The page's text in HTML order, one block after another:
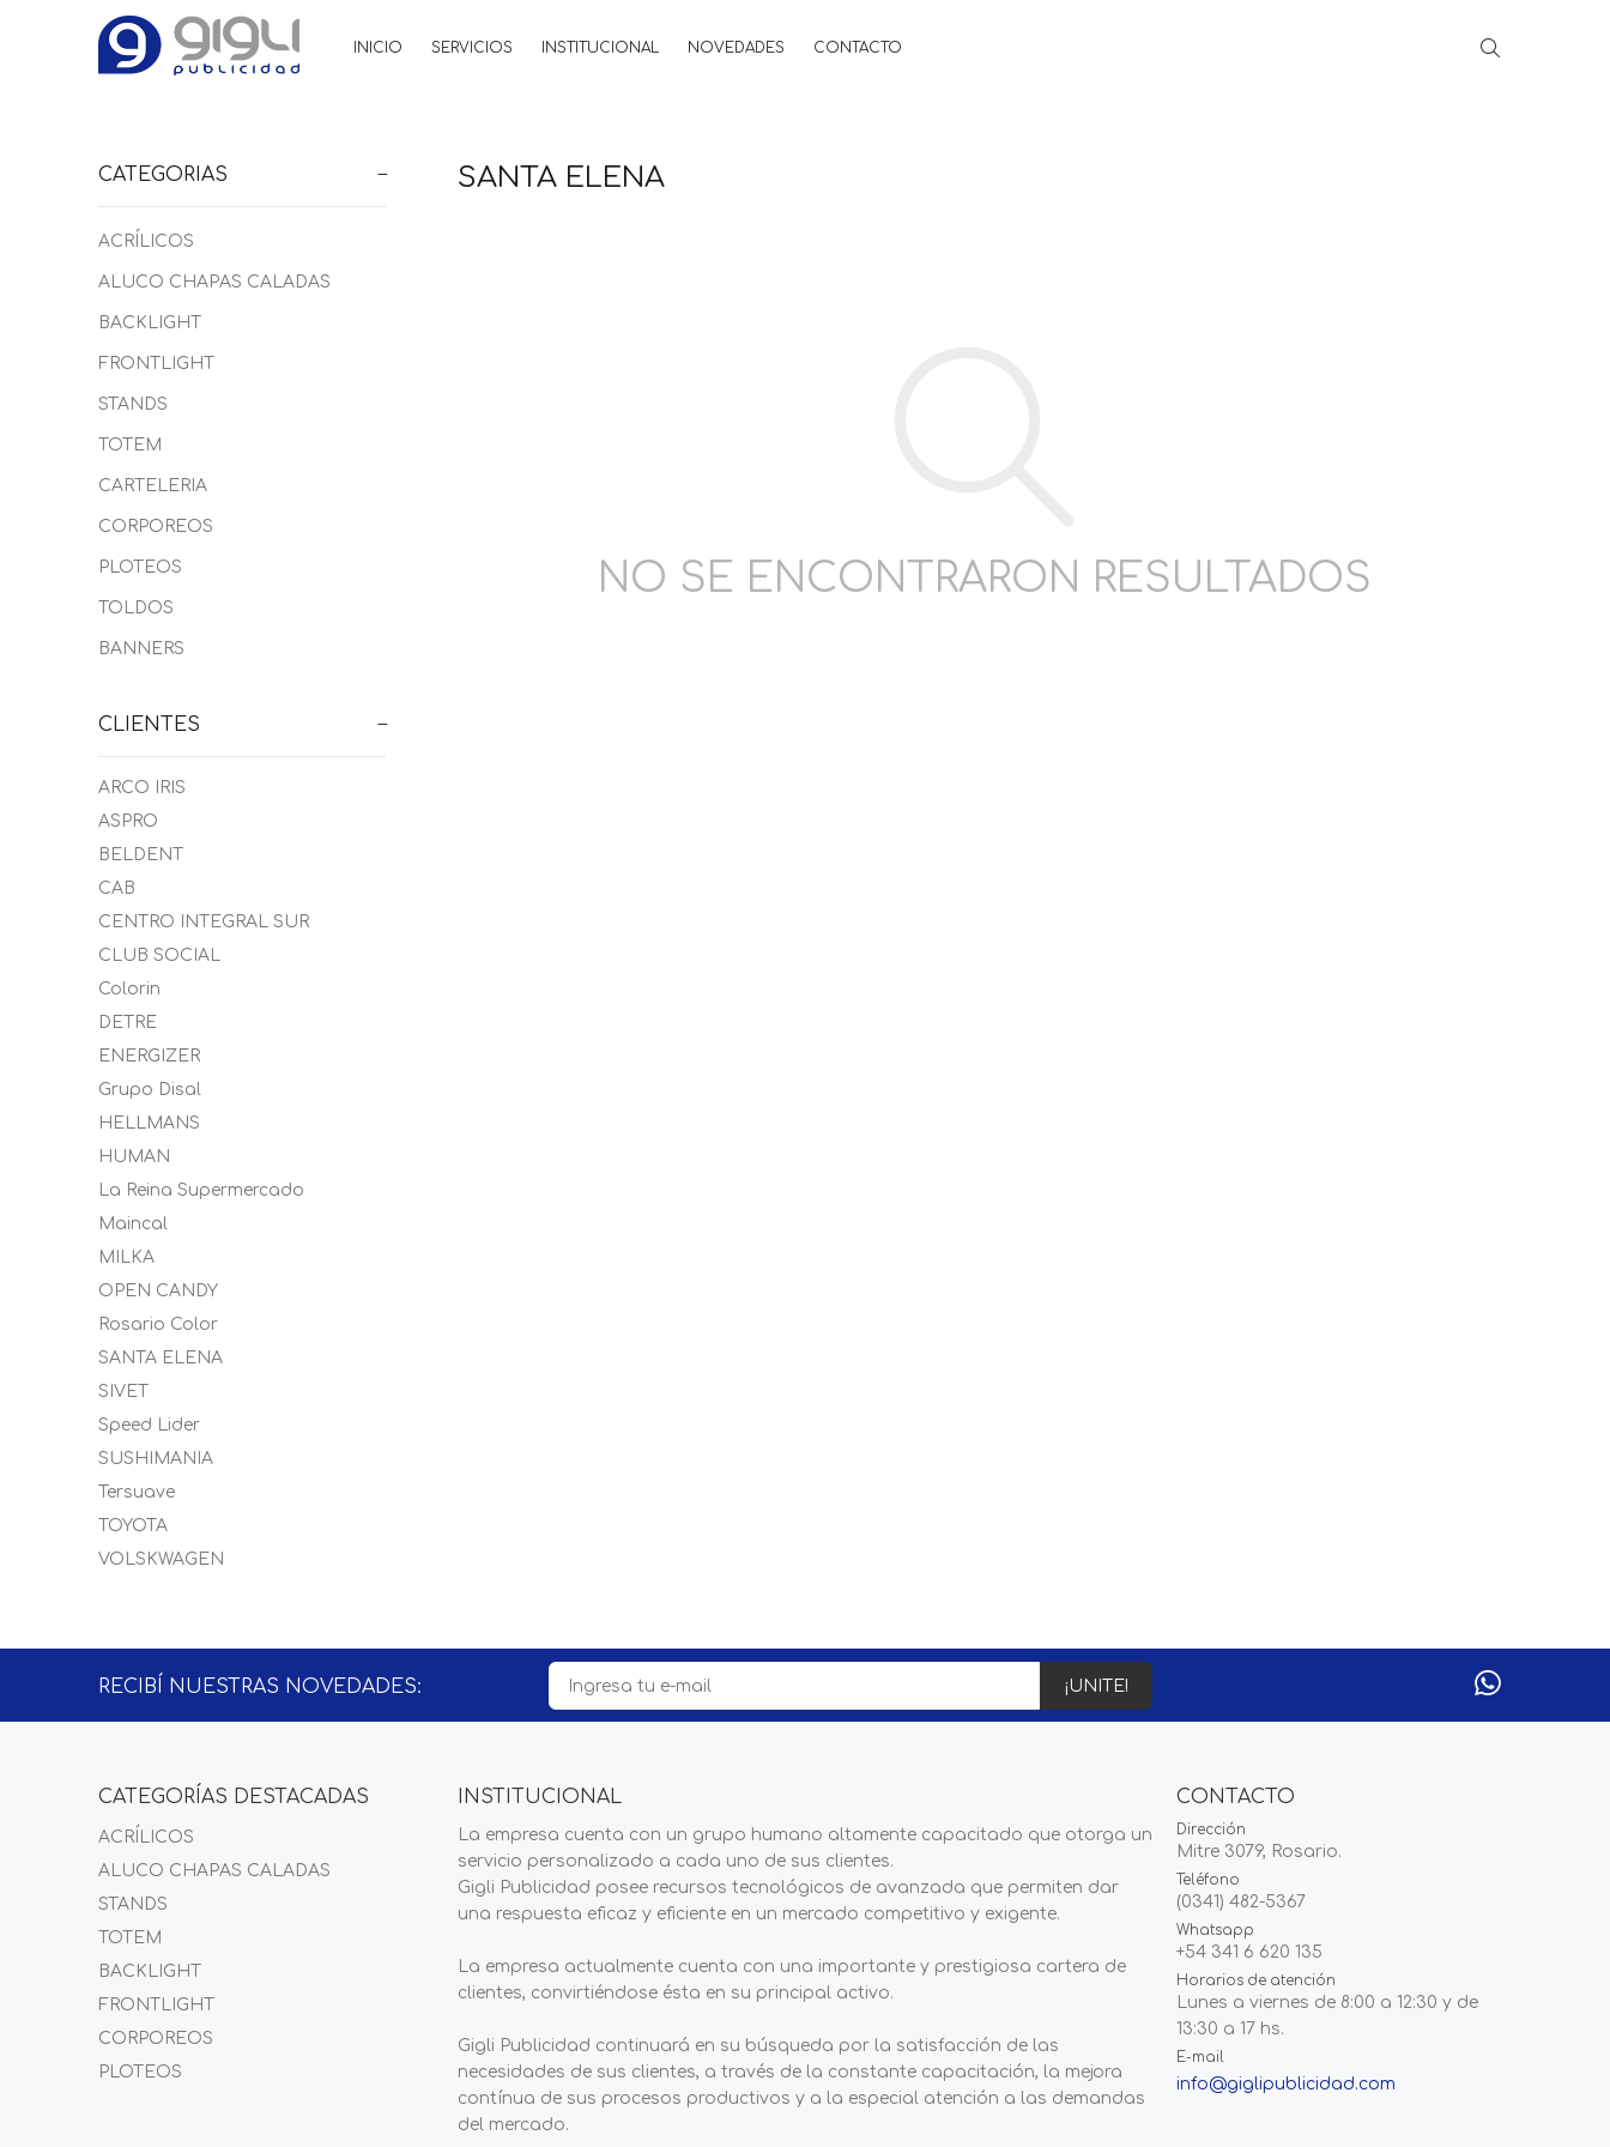
INICIO SERVICIOS INSTITUCIONAL NOVEDADES CONTACTO
CATEGORIAS
ACRÍLICOS
ALUCO CHAPAS CALADAS
BACKLIGHT
FRONTLIGHT
STANDS
TOTEM
CARTELERIA
CORPOREOS
PLOTEOS
TOLDOS
BANNERS
ARCO IRIS
ASPRO
BELDENT
CAB
CENTRO INTEGRAL SUR
CLUB SOCIAL
Colorin
DETRE
ENERGIZER
Grupo Disal
HELLMANS
HUMAN
La Reina Supermercado
Maincal
MILKA
OPEN CANDY
Rosario Color
SANTA ELENA
SIVET
Speed Lider
SUSHIMANIA
Tersuave
TOYOTA
VOLSKWAGEN
SANTA ELENA
NO SE ENCONTRARON RESULTADOS
RECIBÍ NUESTRAS NOVEDADES: ¡UNITE!
CATEGORÍAS DESTACADAS
ACRÍLICOS
ALUCO CHAPAS CALADAS
STANDS
TOTEM
BACKLIGHT
FRONTLIGHT
CORPOREOS
PLOTEOS
INSTITUCIONAL
La empresa cuenta con un grupo humano altamente capacitado que otorga un
servicio personalizado a cada uno de sus clientes.
Gigli Publicidad posee recursos tecnológicos de avanzada que permiten dar
una respuesta eficaz y eficiente en un mercado competitivo y exigente.
La empresa actualmente cuenta con una importante y prestigiosa cartera de
clientes, convirtiéndose ésta en su principal activo.
Gigli Publicidad continuará en su búsqueda por la satisfacción de las
necesidades de sus clientes, a través de la constante capacitación, la mejora
contínua de sus procesos productivos y a la especial atención a las demandas
del mercado.
CONTACTO
Dirección
Mitre 3079, Rosario.
Teléfono
(0341) 482-5367
Whatsapp
+54 341 6 620 135
Horarios de atención
Lunes a viernes de 8:00 a 12:30 y de
13:30 a 17 hs.
E-mail
info@giglipublicidad.com